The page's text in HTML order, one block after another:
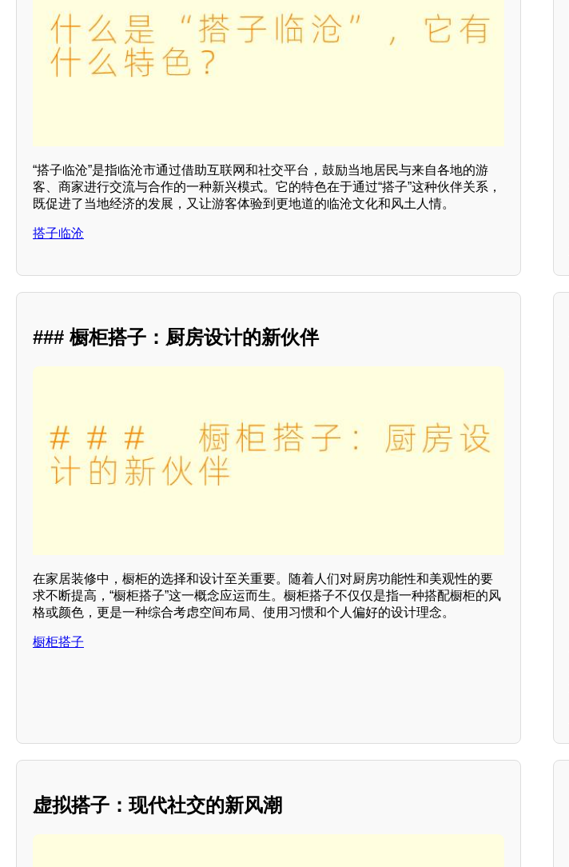
“搭子临沧”是指临沧市通过借助互联网和社交平台，鼓励当地居民与来自各地的游
客、商家进行交流与合作的一种新兴模式。它的特色在于通过“搭子”这种伙伴关系，
既促进了当地经济的发展，又让游客体验到更地道的临沧文化和风土人情。
搭子临沧
### 橱柜搭子：厨房设计的新伙伴
在家居装修中，橱柜的选择和设计至关重要。随着人们对厨房功能性和美观性的要
求不断提高，“橱柜搭子”这一概念应运而生。橱柜搭子不仅仅是指一种搭配橱柜的风
格或颜色，更是一种综合考虑空间布局、使用习惯和个人偏好的设计理念。
橱柜搭子
虚拟搭子：现代社交的新风潮